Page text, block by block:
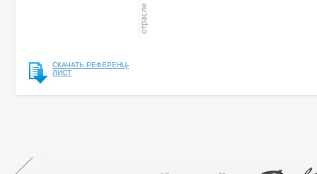
СКАЧАТЬ РЕФЕРЕНЦ-
ЛИСТ